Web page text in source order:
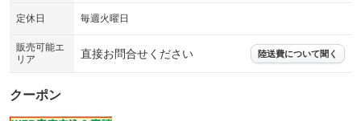
定休日 毎週火曜日
販売可能エ
リア
直接お問合せください 陸送費について聞く
クーポン